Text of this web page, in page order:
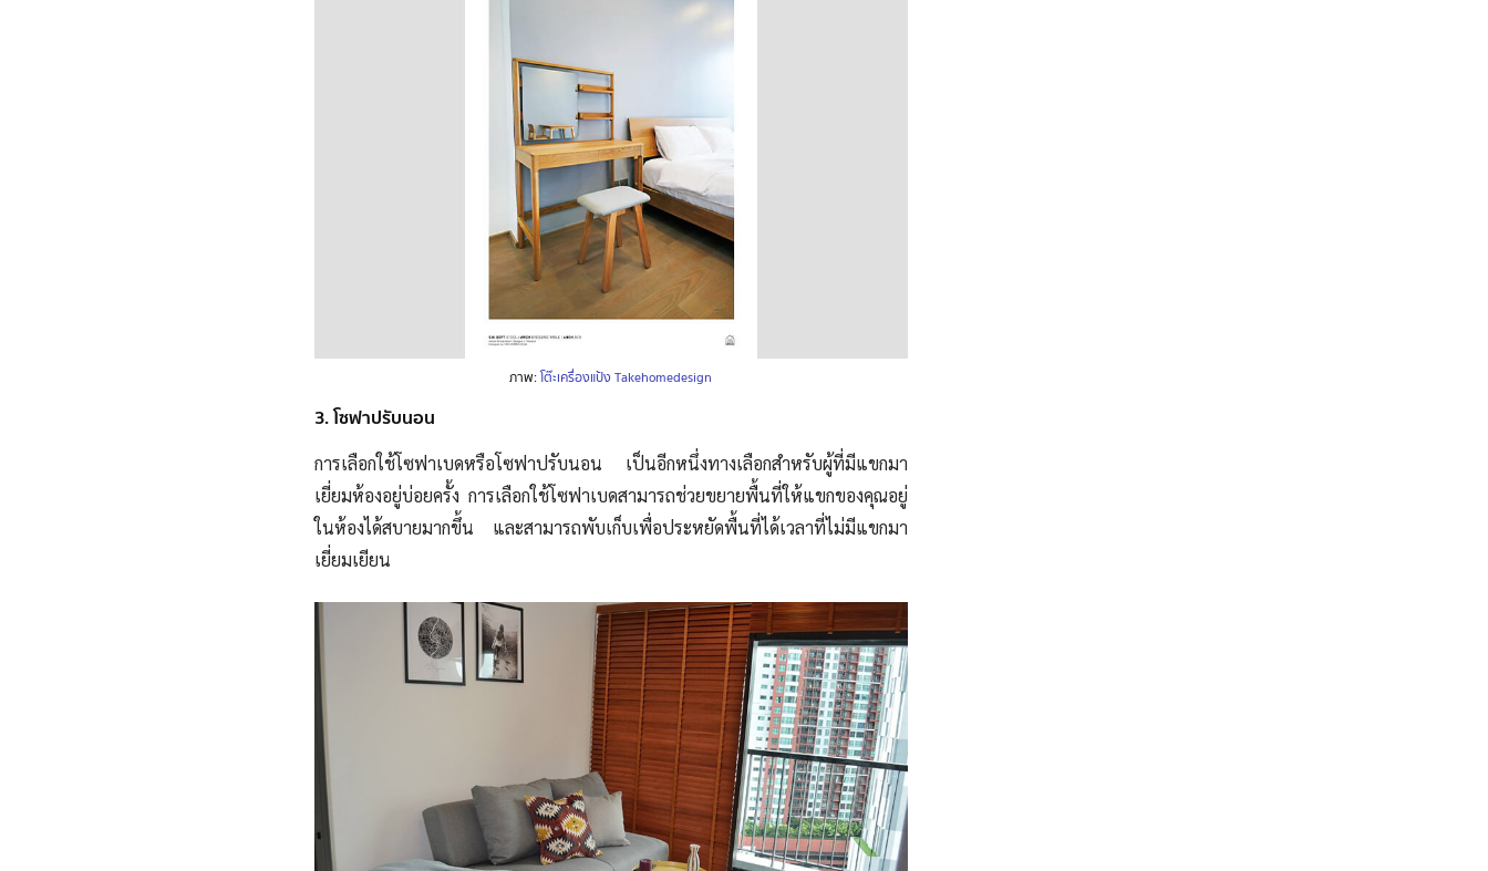
ภาพ:โต๊ะเครื่องแป้ง Takehomedesign
3. โซฟาปรับนอน
การเลือกใช้โซฟาเบดหรือโซฟาปรับนอน เป็นอีกหนึ่งทางเลือกสำหรับผู้ที่มีแขกมา
เยี่ยมห้องอยู่บ่อยครั้ง การเลือกใช้โซฟาเบดสามารถช่วยขยายพื้นที่ให้แขกของคุณอยู่
ในห้องได้สบายมากขึ้น และสามารถพับเก็บเพื่อประหยัดพื้นที่ได้เวลาที่ไม่มีแขกมา
เยี่ยมเยียน